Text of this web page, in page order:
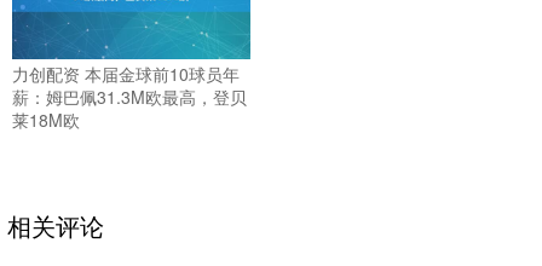
力创配资 本届金球前10球员年
薪：姆巴佩31.3M欧最高，登贝
莱18M欧
相关评论